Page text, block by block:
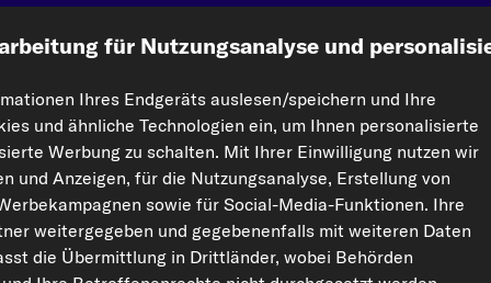
kfzteile24.de
vervielfältigt werden. Die Vervielfältigung und Verbreitung der Daten und der
Nutzung von Inhalten stellt eine Verletzung des Urheberrechts dar und
für Nutzungsanalyse und
Ihres Endgeräts auslesen/speichern und Ihre
und ähnliche Technologien ein, um Ihnen personalisierte
Werbung zu schalten. Mit Ihrer Einwilligung nutzen wir
und Anzeigen, für die Nutzungsanalyse, Erstellung von
sowie für Social-Media-Funktionen. Ihre
weitergegeben und gegebenenfalls mit weiteren Daten
die Übermittlung in Drittländer, wobei Behörden